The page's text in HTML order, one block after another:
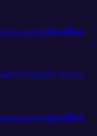
kako ovaj položaj oblikuje
ovaj položaj oblikuje
kako ovaj položaj oblikuje